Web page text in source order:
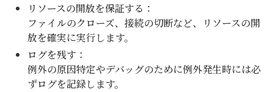
リソースの開放を保証する：
ファイルのクローズ、接続の切断など、リソースの開
放を確実に実行します。
ログを残す：
例外の原因特定やデバッグのために例外発生時には必
ずログを記録します。